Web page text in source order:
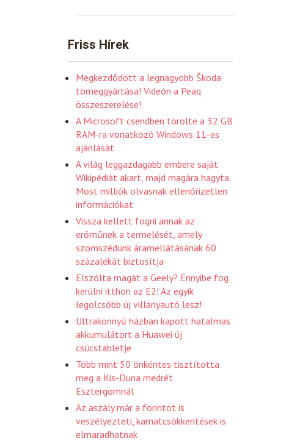
Friss Hírek
Megkezdődött a legnagyobb Škoda
tömeggyártása! Videón a Peaq
összeszerelése!
A Microsoft csendben törölte a 32 GB
RAM-ra vonatkozó Windows 11-es
ajánlását
A világ leggazdagabb embere saját
Wikipédiát akart, majd magára hagyta.
Most milliók olvasnak ellenőrizetlen
információkat
Vissza kellett fogni annak az
erőműnek a termelését, amely
szomszédunk áramellátásának 60
százalékát biztosítja
Elszólta magát a Geely? Ennyibe fog
kerülni itthon az E2! Az egyik
legolcsóbb új villanyautó lesz!
Ultrakönnyű házban kapott hatalmas
akkumulátort a Huawei új
csúcstabletje
Több mint 50 önkéntes tisztította
meg a Kis-Duna medrét
Esztergomnál
Az aszály már a forintot is
veszélyezteti, kamatcsökkentések is
elmaradhatnak